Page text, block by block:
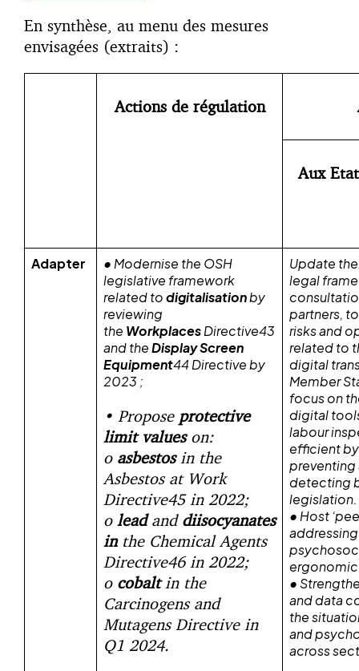
En synthèse, au menu des mesures
envisagées (extraits) :
Actions de régulation
Aux
Adapter
• Modernise the OSH
legislative framework
related todigitalisationby
reviewing
the WorkplacesDirective43
and theDisplay Screen
Equipment44 Directive by
2023 ;
• Propose protective
limit values on:
o asbestosin the
Asbestos at Work
Directive45 in 2022;
o leadand diisocyanates
in the Chemical Agents
Directive46 in 2022;
o cobaltin the
Carcinogens and
Mutagens Directive in
Q1 2024.
Update
legal
partners,
risks and
related to
digital
Member
focus on
digital
labour
efficient
preventing
detecting
legislation.
• Host
ergonomic
•
and data
the
and
across